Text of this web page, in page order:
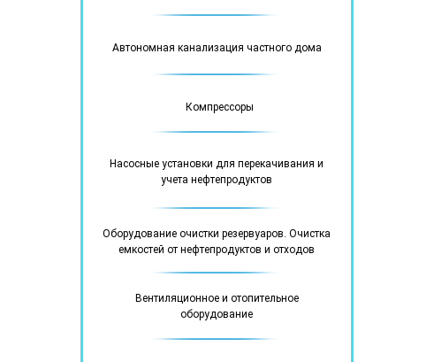
Автономная канализация частного дома
Компрессоры
Насосные установки для перекачивания и
учета нефтепродуктов
Оборудование очистки резервуаров. Очистка
емкостей от нефтепродуктов и отходов
Вентиляционное и отопительное
оборудование